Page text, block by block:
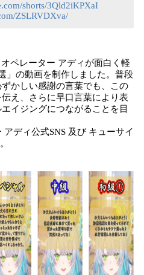
shorts/3Qld2iKPXaI
ZSLRVDXva/
ペレーター アディが面白く軽
」の動画を制作しました。普段
かしい感謝の言葉でも、この
え、さらに早口言葉により表
イジングにつながることを目
ディ公式SNS 及び キューサイ